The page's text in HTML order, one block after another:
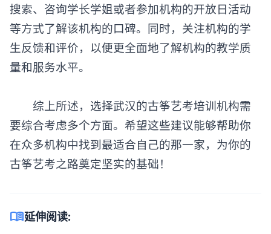
搜索、咨询学长学姐或者参加机构的开放日活动
等方式了解该机构的口碑。同时，关注机构的学
生反馈和评价，以便更全面地了解机构的教学质
量和服务水平。
综上所述，选择武汉的古筝艺考培训机构需
要综合考虑多个方面。希望这些建议能够帮助你
在众多机构中找到最适合自己的那一家，为你的
古筝艺考之路奠定坚实的基础！
menu_book延伸阅读: